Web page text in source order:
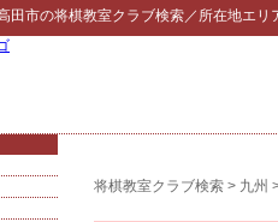
田市の将棋教室クラブ検索／所在地エリ
将棋教室クラブ検索 > 九州